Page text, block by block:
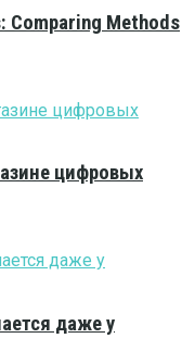
Comparing Methods
цифровых
даже у